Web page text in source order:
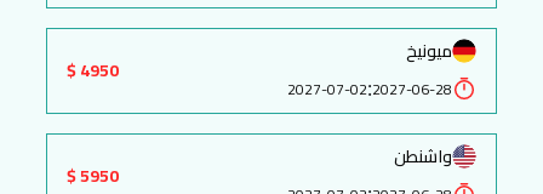
ميونيخ
2027-06-28
:
2027-07-02
4950 $
واشنطن
5950 $